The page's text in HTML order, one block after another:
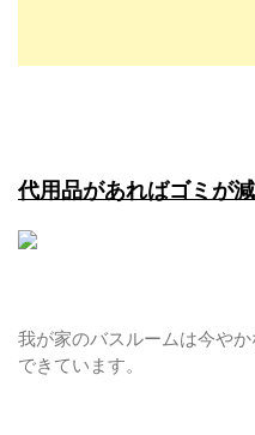
代用品があればゴミが
我が家のバスルームは今や
できています。